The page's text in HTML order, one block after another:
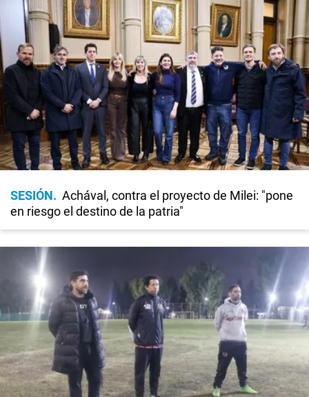
SESIÓN
Achával, contra el proyecto de Milei: "pone
en riesgo el destino de la patria"